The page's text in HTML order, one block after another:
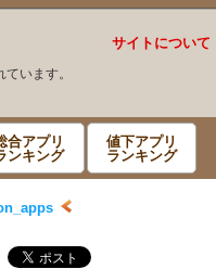
サイトについて
います。
合アプリ
ンキング
値下アプリ
ランキング